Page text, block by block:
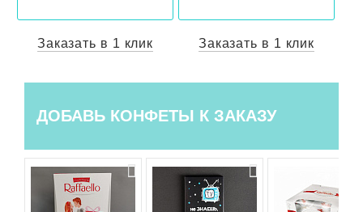
Заказать в 1 клик Заказать в 1 клик
ДОБАВЬ КОНФЕТЫ К ЗАКАЗУ